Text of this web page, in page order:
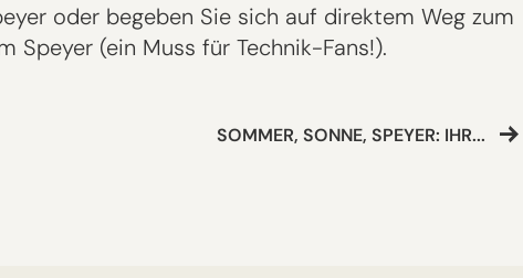
oder begeben Sie sich auf direktem Weg zum
Speyer (ein Muss für Technik-Fans!).
SOMMER, SONNE, SPEYER: IHR...